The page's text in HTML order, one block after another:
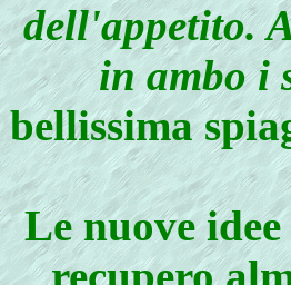
dell'appetito.
in ambo i
bellissima
Le nuove